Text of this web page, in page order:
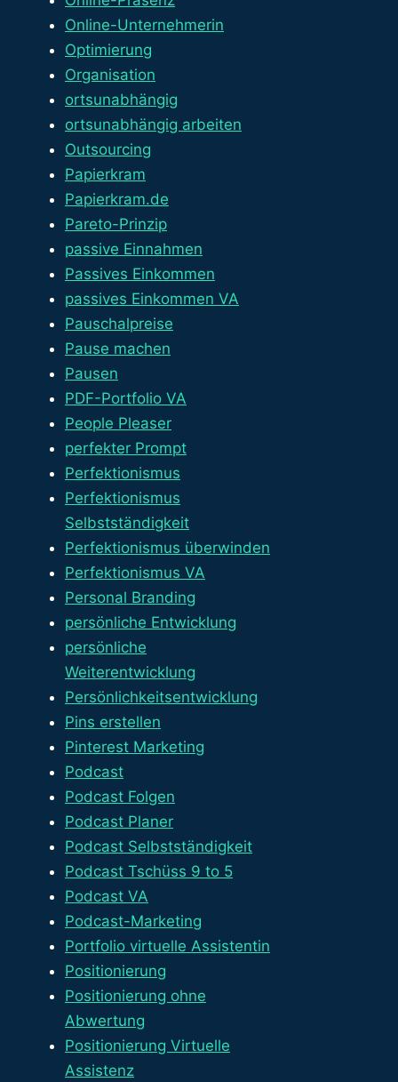
Online-Unternehmerin
Optimierung
Organisation
ortsunabhängig
ortsunabhängig arbeiten
Outsourcing
Papierkram
Papierkram.de
Pareto-Prinzip
passive Einnahmen
Passives Einkommen
passives Einkommen VA
Pauschalpreise
Pause machen
Pausen
PDF-Portfolio VA
People Pleaser
perfekter Prompt
Perfektionismus
Perfektionismus
Selbstständigkeit
Perfektionismus überwinden
Perfektionismus VA
Personal Branding
persönliche Entwicklung
persönliche
Weiterentwicklung
Persönlichkeitsentwicklung
Pins erstellen
Pinterest Marketing
Podcast
Podcast Folgen
Podcast Planer
Podcast Selbstständigkeit
Podcast Tschüss 9 to 5
Podcast VA
Podcast-Marketing
Portfolio virtuelle Assistentin
Positionierung
Positionierung ohne
Abwertung
Positionierung Virtuelle
Assistenz